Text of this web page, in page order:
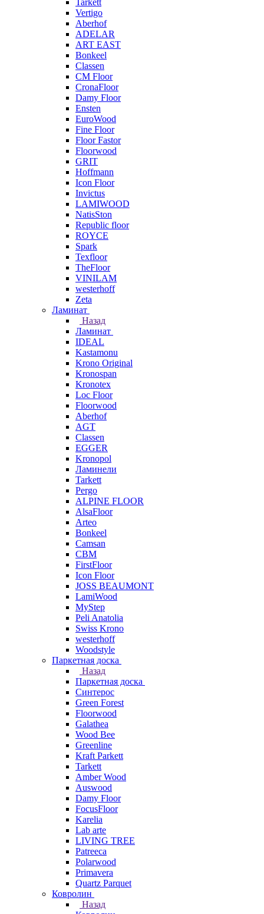
Tarkett
Vertigo
Aberhof
ADELAR
ART EAST
Bonkeel
Classen
CM Floor
CronaFloor
Damy Floor
Ensten
EuroWood
Fine Floor
Floor Fastor
Floorwood
GRIT
Hoffmann
Icon Floor
Invictus
LAMIWOOD
NatisSton
Republic floor
ROYCE
Spark
Texfloor
TheFloor
VINILAM
westerhoff
Zeta
Ламинат
Назад
Ламинат
IDEAL
Kastamonu
Krono Original
Kronospan
Kronotex
Loc Floor
Floorwood
Aberhof
AGT
Classen
EGGER
Kronopol
Ламинели
Tarkett
Pergo
ALPINE FLOOR
AlsaFloor
Arteo
Bonkeel
Camsan
CBM
FirstFloor
Icon Floor
JOSS BEAUMONT
LamiWood
MyStep
Peli Anatolia
Swiss Krono
westerhoff
Woodstyle
Паркетная доска
Назад
Паркетная доска
Синтерос
Green Forest
Floorwood
Galathea
Wood Bee
Greenline
Kraft Parkett
Tarkett
Amber Wood
Auswood
Damy Floor
FocusFloor
Karelia
Lab arte
LIVING TREE
Patreeca
Polarwood
Primavera
Quartz Parquet
Ковролин
Назад